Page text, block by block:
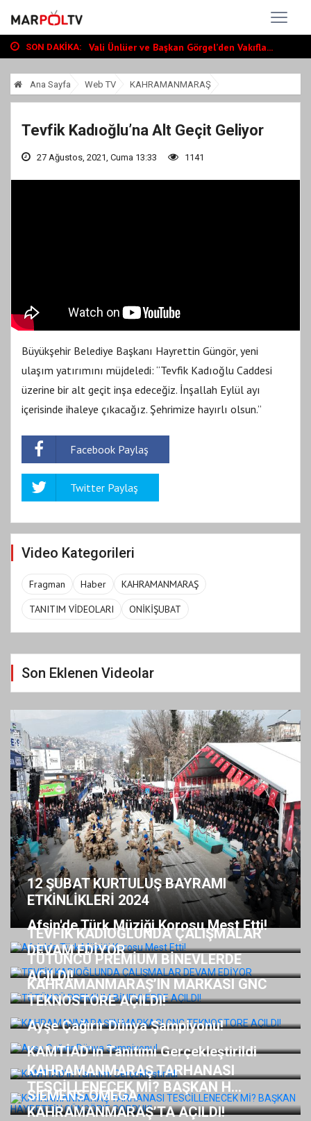
SON DAKIKA:
Başkan Toptaş, mahallelerin yaşam kalite...
Cumhurbaşkanı Erdoğan, Ayser Çalık Ortao...
Vali Ünlüer ve Başkan Görgel’den Vakıfla...
Ana Sayfa Web TV KAHRAMANMARAŞ
Tevfik Kadıoğlu’na Alt Geçit Geliyor
27 Ağustos, 2021, Cuma 13:33 1141
Büyükşehir Belediye Başkanı Hayrettin Güngör, yeni
ulaşım yatırımını müjdeledi: “Tevfik Kadıoğlu Caddesi
üzerine bir alt geçit inşa edeceğiz. İnşallah Eylül ayı
içerisinde ihaleye çıkacağız. Şehrimize hayırlı olsun.”
Facebook Paylaş
Twitter Paylaş
Video Kategorileri
Fragman Haber
KAHRAMANMARAŞ
TANITIM VİDEOLARI
ONİKİŞUBAT
Son Eklenen Videolar
12 ŞUBAT KURTULUŞ BAYRAMI
ETKİNLİKLERİ 2024
Afşin'de Türk Müziği Korosu Mest Etti!
TEVFİK KADIOĞLUNDA ÇALIŞMALAR
DEVAM EDİYOR
TÜTÜNCÜ PREMİUM BİNEVLERDE
AÇILDI!
KAHRAMANMARAŞ’IN MARKASI GNC
TEKNOSTORE AÇILDI!
Ayşe Çağırır Dünya Şampiyonu!
KAMTİAD’ın Tanıtımı Gerçekleştirildi
KAHRAMANMARAŞ TARHANASI
TESCİLLENECEK Mİ? BAŞKAN H...
SIEMENS OMEGA
KAHRAMANMARAŞ’TA AÇILDI!